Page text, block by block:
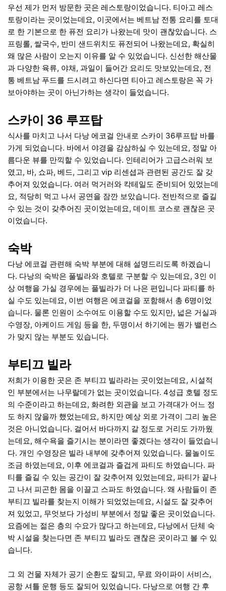
우선 제가 먼저 방문한 곳은 레스토랑이었습니다. 티아고 레스
토랑이라는 곳이었는데요, 이곳에서는 베트남 전통 요리를 토대
로 한 기본으로 한 퓨전 요리가 나왔는데 맛이 괜찮았습니다. 스
프링롤, 쌀국수, 반미 샌드위치도 퓨전되어 나왔는데요, 확실히
왜 많은 사람이 오는지 이유를 알 수 있었습니다. 신선한 해산물
과 다양한 육류, 야채, 과일이 들어간 요리도 맛보았는데요, 전
통 베트남 푸드를 드시려고 하신다면 티아고 레스토랑은 꼭 가
보아야하는 곳이 아닌가하는 생각이 들었습니다.
스카이 36 루프탑
식사를 마치고 나서 다낭 에코걸 안내로 스카이 36루프탑 바를
가게 되었습니다. 바에서 야경을 감삼하실 수 있는데요, 정말 아
름다운 뷰를 만끽할 수 있었습니다. 인테리어가 고급스러워 보
였고, 바, 쇼파, 베드, 그리고 vip 리센셥과 관련된 공간도 잘 갖
추어져 있었습니다. 여러 먹거러와 칵테일도 준비되어 있었는데
요, 적당히 먹고 나서 공연을 잠깐 보았습니다. 전반적으로 즐길
수 있는 것이 갖추어진 곳이었는데요, 데이트 코스로 괜찮은 곳
이었습니다.
숙박
다낭 에코걸 관련해 숙박 부분에 대해 설명드리도록 하겠습니
다. 다낭의 숙박은 풀빌라와 호텔로 구분할 수 있는데요, 3인 이
상 여행을 가실 경우에는 풀빌라가 더 나은 편입니다 파티를 하
실 수도 있는데요, 이번 여행은 에코걸을 포함해서 총 6명이었
습니다. 물론 인원이 소수여도 이용할 수도 있지만, 넓은 거실과
수영장, 아케이드 게임 등을 한, 두명이서 하기에는 뭔가 밸런스
가 맞지 않는 부분도 있습니다.
부티끄 빌라
저희가 이용한 곳은 존 부티끄 빌라라는 곳이었는데요, 시설적
인 부분에서는 나무랄데가 없는 곳이었습니다. 4성급 호텔 정도
의 수준이라고 하는데요, 화려한 외관을 보고 가격대가 어느 정
도 하지 않을까 했었는데요, 하지만 예상 외로 가격이 그리 높은
것은 아니었습니다. 걸어서 바다까지 갈 정도로 거리도 가까웠
는데요, 해수욕을 즐기시는 분이라면 좋겠다는 생각이 들었습니
다. 개인 수영장은 빌라 내부에 갖추어져 있었습니다. 물놀이도
조금 하였는데요, 이후 에코걸과 즐겁게 파티도 하였습니다. 파
티를 즐길 수 있는 공간이 잘 갖추어져 있었는데요, 파티가 끝나
고 나서 피곤한 몸을 이끌고 스파도 하였습니다. 왜 사람들이 존
부티끄 빌라를 찾는지 이해가 되었었는데요, 시설도 잘 갖추어
져 있었고, 무엇보다 가성비 부분에서 정말 좋은 곳이었습니다.
요즘에는 젊은 층의 수요가 많다고 하는데요, 다낭에서 단체 숙
박 시설을 찾는다면 존 부티끄 빌라도 괜찮은 곳이라고 볼 수 있
습니다.
그 외 건물 자체가 공기 순환도 잘되고, 무료 와이파이 서비스,
공항 셔틀 운행 등도 잘되어 있었습니다. 다낭으로 여행 간 후